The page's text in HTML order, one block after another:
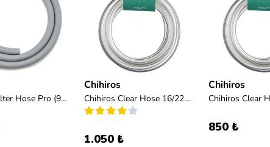
Chihiros Filter Hose Pro (9-12mm)
Chihiros
Chihiros Clear Hose 16/22mm 3m (dış filtre hortumu)
1.050 ₺
Chihiros
850 ₺